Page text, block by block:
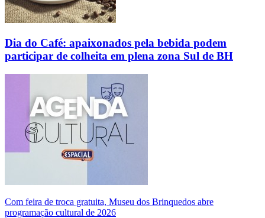
Dia do Café: apaixonados pela bebida podem
participar de colheita em plena zona Sul de BH
Com feira de troca gratuita, Museu dos Brinquedos abre
programação cultural de 2026